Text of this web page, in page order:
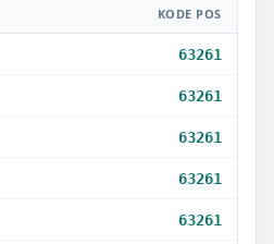
KODE POS
63261
63261
63261
63261
63261